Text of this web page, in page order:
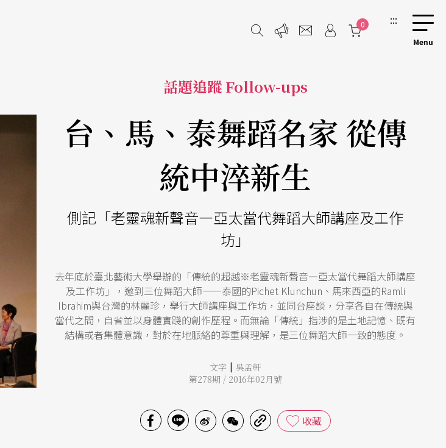
0 :::
話題追蹤 Follow-ups
台、馬、泰舞蹈名家 從傳
統中淬新生
側記「老靈魂新聲音—亞太當代舞蹈大師講座及工作
坊」
去年底於臺北藝術大學舉辦的「傳統的超越※老靈魂新聲音—亞太當代舞蹈大師講座
及工作坊」，邀到三位舞蹈大師——泰國的Pichet Klunchun、馬來西亞的Ramli
Ibrahim與台灣的林麗珍，舉行大師講座與工作坊，並同台座談，分享各自在傳統與
當代之間，自省並以身體實踐的創作歷程。而無論「傳統」指涉的是土地記憶、既有
結構或者集體意識，對於在地脈絡的尊重與理解，是三位舞蹈大師一致的態度。
文字 | 吳孟軒
第278期 / 2016年02月號
收藏